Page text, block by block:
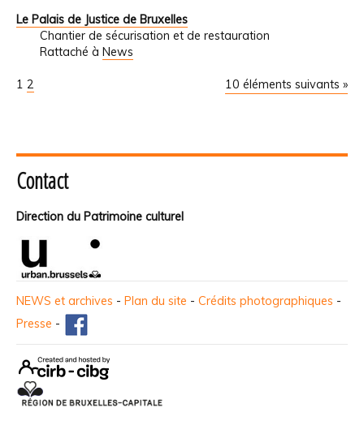
Le Palais de Justice de Bruxelles
Chantier de sécurisation et de restauration
Rattaché à News
10 éléments suivants »
1 2
Contact
Direction du Patrimoine culturel
NEWS et archives - Plan du site - Crédits photographiques -
Presse -